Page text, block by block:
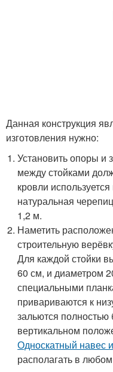
Данная конструкция
изготовления нужно:
Установить опоры и
между стойками
кровли
натуральная
1,2 м.
Наметить
строительную
Для каждой стойки
60 см, и диаметром
специальными
привариваются к
зальются полностью
вертикальном
Односкатный навес
располагать в